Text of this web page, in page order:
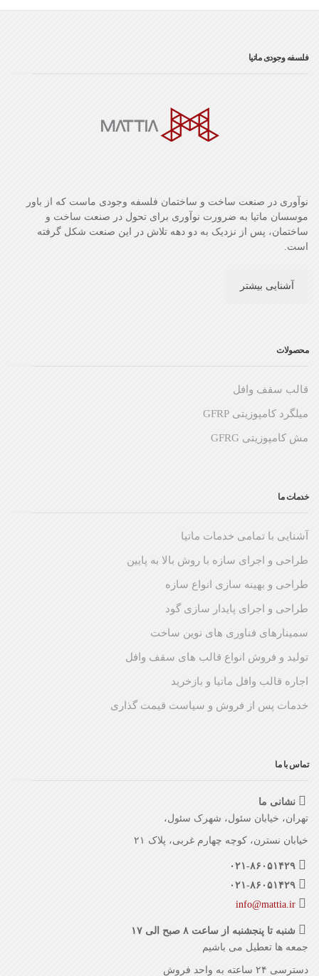
فلسفه وجودی ماتیا
نوآوری در صنعت ساخت و ساختمان فلسفه وجودی ماست که از باور
موسسان ماتیا به ضرورت نوآوری برای تحول در صنعت ساخت و
ساختمان، پس از نزدیک به دو دهه تلاش در این صنعت شکل گرفته
است.
آشنایی بیشتر
محصولات
قالب سقف وافل
میلگرد کامپوزیتی GFRP
مش کامپوزیتی GFRG
خدمات ما
آشنایی با تمامی خدمات ماتیا
طراحی و اجرای سازه با روش بالا به پایین
طراحی و بهینه سازی انواع سازه
طراحی و اجرای پایدار سازی گود
سمینارهای فناوری های نوین ساخت
تولید و فروش انواع قالب های سقف وافل
اجاره قالب وافل ماتیا و بازخرید
خدمات پس از فروش و سیاست قیمت گذاری
تماس با ما
نشانی ما
تهران، خیابان سئول، شهرک سئول،
خیابان نسترن، کوچه چهارم غربی، پلاک ۲۱
۰۲۱-۸۶۰۵۱۴۲۹
۰۲۱-۸۶۰۵۱۴۲۹
info@mattia.ir
شنبه تا پنجشنبه از ساعت ۸ صبح الی ۱۷
جمعه ها تعطیل می باشیم
دسترسی ۲۴ ساعته به واحد فروش